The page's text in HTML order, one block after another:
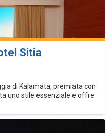
Sitia
di Kalamata, premiata con
uno stile essenziale e offre